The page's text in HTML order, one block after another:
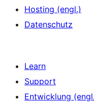
Hosting (engl.)
Datenschutz
Learn
Support
Entwicklung